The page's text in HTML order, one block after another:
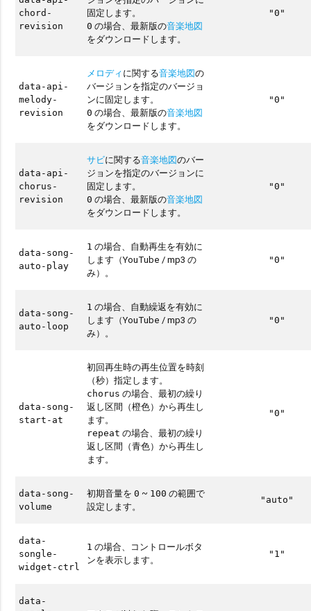
chord-
revision
固定します。
0 の場合、最新版の音楽地図
をダウンロードします。
"0"
data-api-
melody-
revision
メロディに関する音楽地図の
バージョンを指定のバージョ
ンに固定します。
0 の場合、最新版の音楽地図
をダウンロードします。
"0"
data-api-
chorus-
revision
サビに関する音楽地図のバー
ジョンを指定のバージョンに
固定します。
0 の場合、最新版の音楽地図
をダウンロードします。
"0"
data-song-
auto-play
1 の場合、自動再生を有効に
します（YouTube / mp3 の
み）。
"0"
data-song-
auto-loop
1 の場合、自動繰返を有効に
します（YouTube / mp3 の
み）。
"0"
data-song-
start-at
初回再生時の再生位置を時刻
（秒）指定します。
chorus の場合、最初の繰り
返し区間（橙色）から再生し
ます。
repeat の場合、最初の繰り
返し区間（青色）から再生し
ます。
"0"
data-song-
volume
初期音量を0 ~ 100 の範囲で
設定します。
"auto"
data-
songle-
widget-ctrl
1 の場合、コントロールボタ
ンを表示します。
"1"
data-